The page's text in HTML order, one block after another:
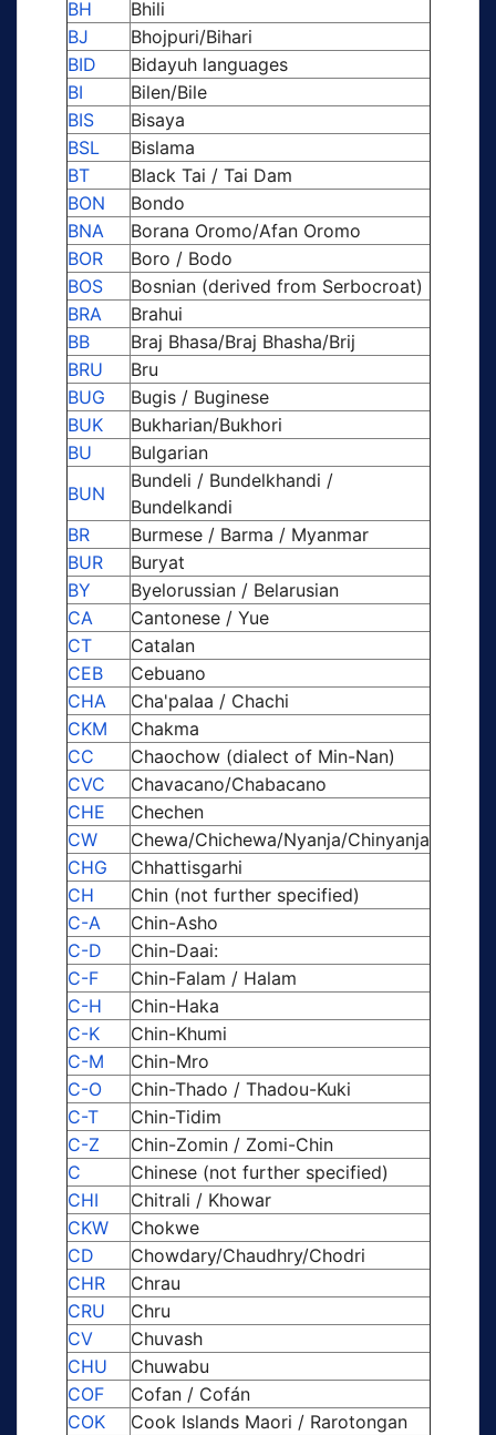
BH
Bhili
BJ
Bhojpuri/Bihari
BID
Bidayuh languages
BI
Bilen/Bile
BIS
Bisaya
BSL
Bislama
BT
Black Tai / Tai Dam
BON
Bondo
BNA
Borana Oromo/Afan Oromo
BOR
Boro / Bodo
BOS
Bosnian (derived from Serbocroat)
BRA
Brahui
BB
Braj Bhasa/Braj Bhasha/Brij
BRU
Bru
BUG
Bugis / Buginese
BUK
Bukharian/Bukhori
BU
Bulgarian
BUN
Bundeli / Bundelkhandi /
Bundelkandi
BR
Burmese / Barma / Myanmar
BUR
Buryat
BY
Byelorussian / Belarusian
CA
Cantonese / Yue
CT
Catalan
CEB
Cebuano
CHA
Cha'palaa / Chachi
CKM
Chakma
CC
Chaochow (dialect of Min-Nan)
CVC
Chavacano/Chabacano
CHE
Chechen
CW
Chewa/Chichewa/Nyanja/Chinyanja
CHG
Chhattisgarhi
CH
Chin (not further specified)
C-A
Chin-Asho
C-D
Chin-Daai:
C-F
Chin-Falam / Halam
C-H
Chin-Haka
C-K
Chin-Khumi
C-M
Chin-Mro
C-O
Chin-Thado / Thadou-Kuki
C-T
Chin-Tidim
C-Z
Chin-Zomin / Zomi-Chin
C
Chinese (not further specified)
CHI
Chitrali / Khowar
CKW
Chokwe
CD
Chowdary/Chaudhry/Chodri
CHR
Chrau
CRU
Chru
CV
Chuvash
CHU
Chuwabu
COF
Cofan / Cofán
COK
Cook Islands Maori / Rarotongan